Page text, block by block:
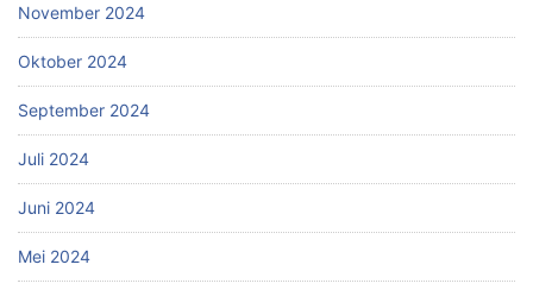
November 2024
Oktober 2024
September 2024
Juli 2024
Juni 2024
Mei 2024